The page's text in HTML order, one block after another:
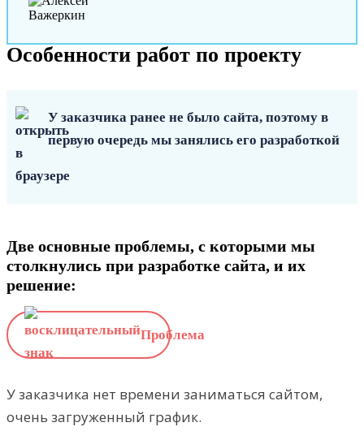
Особенности работ по проекту
У заказчика ранее не было сайта, поэтому в
первую очередь мы занялись его разработкой
Две основные проблемы, с которыми мы
столкнулись при разработке сайта, и их
решение:
Проблема
У заказчика нет времени заниматься сайтом,
очень загруженный график.